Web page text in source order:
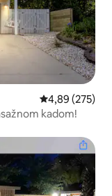
Prosječna
4,89 (275)
kadom!
gosti”